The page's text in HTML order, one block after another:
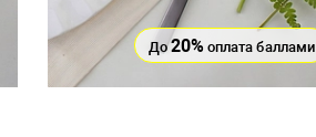
До20% оплата баллами